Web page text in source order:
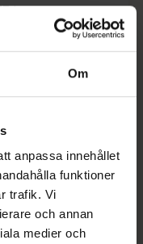
Om
anpassa innehållet
funktioner
trafik. Vi
och annan
medier och
kr
Dölj